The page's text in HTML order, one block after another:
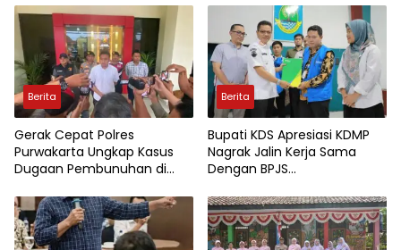
Berita
Gerak Cepat Polres
Purwakarta Ungkap Kasus
Dugaan Pembunuhan di
Diamankan Sesaat Setelah
Kejadian
Berita
Bupati KDS Apresiasi KDMP
Nagrak Jalin Kerja Sama
Dengan BPJS